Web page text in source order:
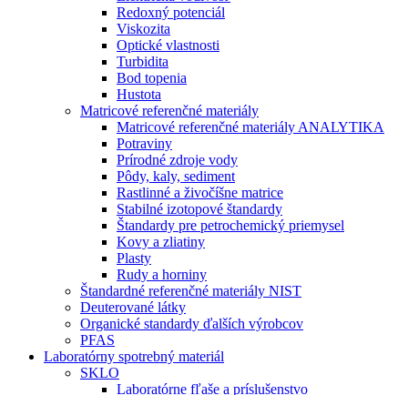
Redoxný potenciál
Viskozita
Optické vlastnosti
Turbidita
Bod topenia
Hustota
Matricové referenčné materiály
Matricové referenčné materiály ANALYTIKA
Potraviny
Prírodné zdroje vody
Pôdy, kaly, sediment
Rastlinné a živočíšne matrice
Stabilné izotopové štandardy
Štandardy pre petrochemický priemysel
Kovy a zliatiny
Plasty
Rudy a horniny
Štandardné referenčné materiály NIST
Deuterované látky
Organické standardy ďalších výrobcov
PFAS
Laboratórny spotrebný materiál
SKLO
Laboratórne fľaše a príslušenstvo